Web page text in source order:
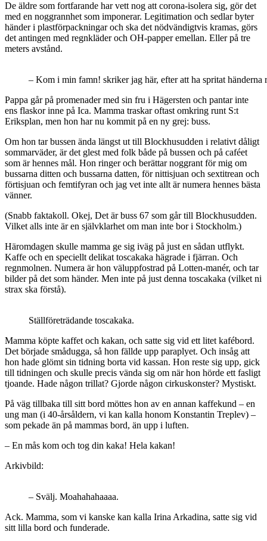
De äldre som fortfarande har vett nog att corona-isolera sig, gör det
med en noggrannhet som imponerar. Legitimation och sedlar byter
händer i plastförpackningar och ska det nödvändigtvis kramas, görs
det antingen med regnkläder och OH-papper emellan. Eller på tre
meters avstånd.
– Kom i min famn! skriker jag här, efter att ha spritat händerna
Pappa går på promenader med sin fru i Hägersten och pantar inte
ens flaskor inne på Ica. Mamma traskar oftast omkring runt S:t
Eriksplan, men hon har nu kommit på en ny grej: buss.
Om hon tar bussen ända längst ut till Blockhusudden i relativt dåligt
sommarväder, är det glest med folk både på bussen och på caféet
som är hennes mål. Hon ringer och berättar noggrant för mig om
bussarna ditten och bussarna datten, för nittisjuan och sextitrean och
förtisjuan och femtifyran och jag vet inte allt är numera hennes bästa
vänner.
(Snabb faktakoll. Okej, Det är buss 67 som går till Blockhusudden.
Vilket alls inte är en självklarhet om man inte bor i Stockholm.)
Häromdagen skulle mamma ge sig iväg på just en sådan utflykt.
Kaffe och en speciellt delikat toscakaka hägrade i fjärran. Och
regnmolnen. Numera är hon väluppfostrad på Lotten-manér, och tar
bilder på det som händer. Men inte på just denna toscakaka (vilket ni
strax ska förstå).
Ställföreträdande toscakaka.
Mamma köpte kaffet och kakan, och satte sig vid ett litet kafébord.
Det började smådugga, så hon fällde upp paraplyet. Och insåg att
hon hade glömt sin tidning borta vid kassan. Hon reste sig upp, gick
till tidningen och skulle precis vända sig om när hon hörde ett fasligt
tjoande. Hade någon trillat? Gjorde någon cirkuskonster? Mystiskt.
På väg tillbaka till sitt bord möttes hon av en annan kaffekund – en
ung man (i 40-årsåldern, vi kan kalla honom Konstantin Treplev) –
som pekade än på mammas bord, än upp i luften.
– En mås kom och tog din kaka! Hela kakan!
Arkivbild:
– Svälj. Moahahahaaaa.
Ack. Mamma, som vi kanske kan kalla Irina Arkadina, satte sig vid
sitt lilla bord och funderade.